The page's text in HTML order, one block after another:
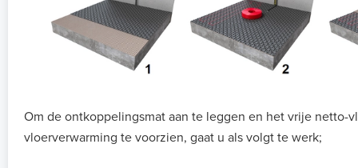
Om de ontkoppelingsmat aan te leggen en het vrije netto-
vloerverwarming te voorzien, gaat u als volgt te werk;